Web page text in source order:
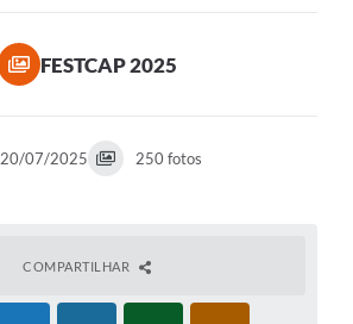
FESTCAP 2025
20/07/2025 250 fotos
COMPARTILHAR